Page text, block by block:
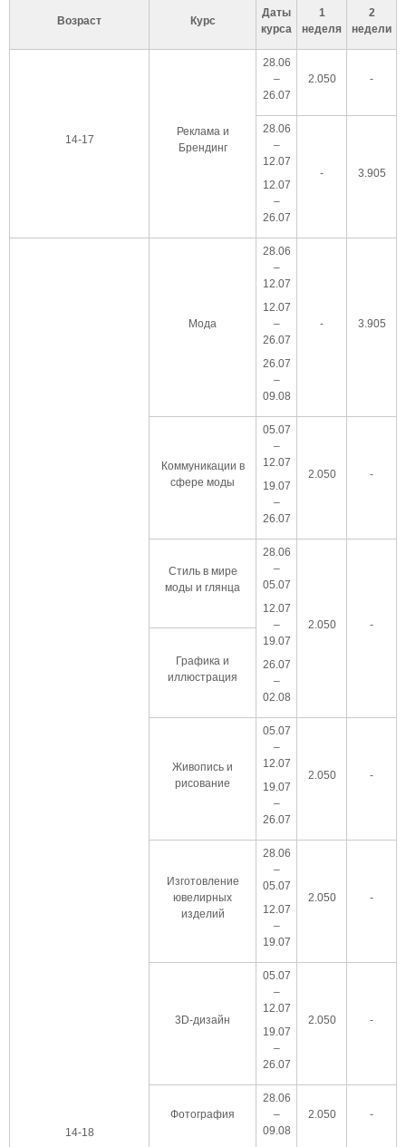
Возраст Курс
Даты
курса
1
неделя
2
недели
14-17
Реклама и
Брендинг
28.06
–
26.07
2.050 -
28.06
–
12.07
12.07
–
26.07
- 3.905
14-18
Мода
28.06
–
12.07
12.07
–
26.07
26.07
–
09.08
- 3.905
Коммуникации в
сфере моды
05.07
–
12.07
19.07
–
26.07
2.050 -
Стиль в мире
моды и глянца
28.06
–
05.07
12.07
–
19.07
26.07
–
02.08
2.050 -
Графика и
иллюстрация
Живопись и
рисование
05.07
–
12.07
19.07
–
26.07
2.050 -
Изготовление
ювелирных
изделий
28.06
–
05.07
12.07
–
19.07
2.050 -
3D-дизайн
05.07
–
12.07
19.07
–
26.07
2.050 -
Фотография
28.06
–
09.08
2.050 -